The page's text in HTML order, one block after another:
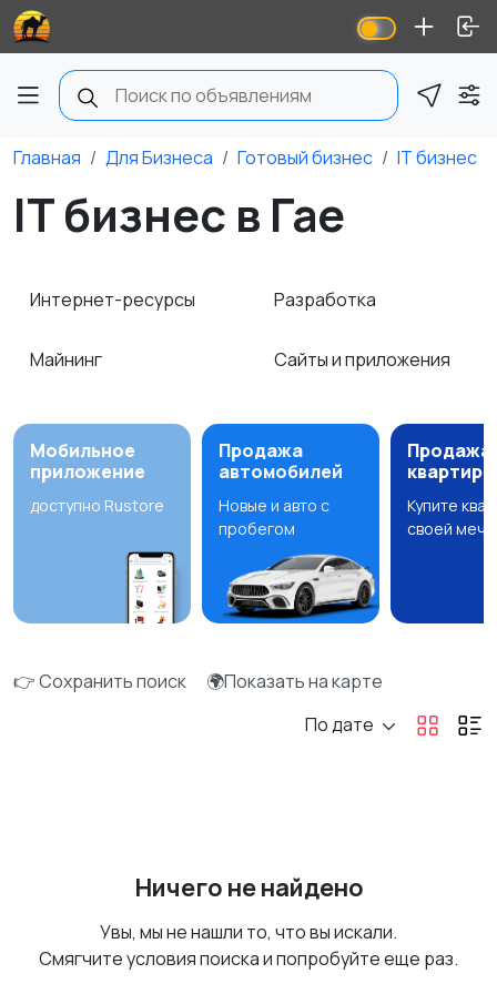
Главная Для Бизнеса Готовый бизнес IT бизнес
IT бизнес в Гае
Интернет-ресурсы
Майнинг
Разработка
Сайты и приложения
Мобильное
приложение
доступно Rustore
Продажа
автомобилей
Новые и авто с
пробегом
Продажа
квартир
Купите
своей
👉 Сохранить поиск
🌍Показать на карте
По дате
Ничего не найдено
Увы, мы не нашли то, что вы искали.
Смягчите условия поиска и попробуйте еще раз.